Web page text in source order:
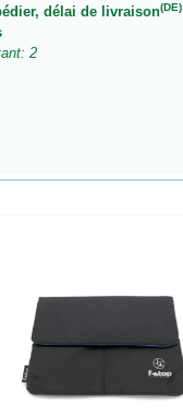
délai de livraison(DE)
2
: